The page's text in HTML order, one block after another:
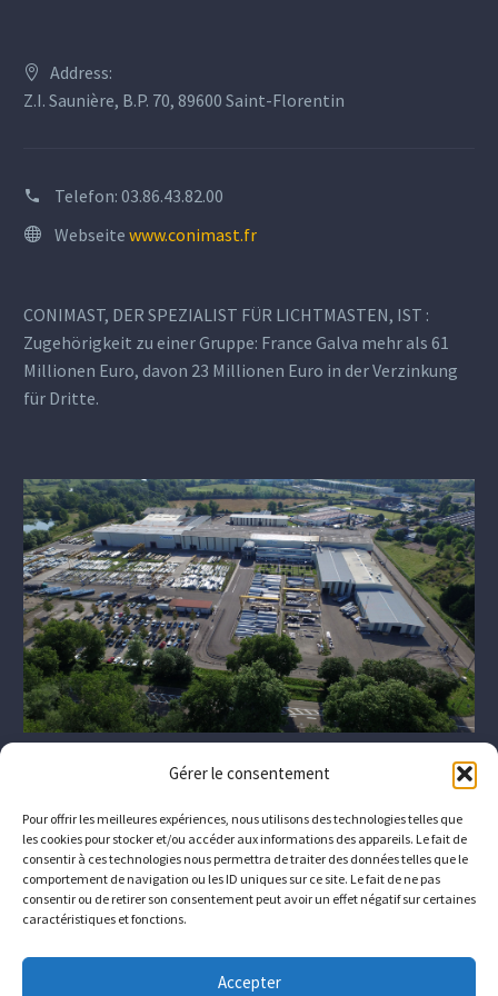
Gérer le consentement
Pour offrir les meilleures expériences, nous utilisons des technologies telles que
les cookies pour stocker et/ou accéder aux informations des appareils. Le fait de
consentir à ces technologies nous permettra de traiter des données telles que le
comportement de navigation ou les ID uniques sur ce site. Le fait de ne pas
consentir ou de retirer son consentement peut avoir un effet négatif sur certaines
caractéristiques et fonctions.
Accepter
Address:
Z.I. Saunière, B.P. 70, 89600 Saint-Florentin
Telefon: 03.86.43.82.00
Webseite www.conimast.fr
CONIMAST, DER SPEZIALIST FÜR LICHTMASTEN, IST :
Zugehörigkeit zu einer Gruppe: France Galva mehr als 61
Millionen Euro, davon 23 Millionen Euro in der Verzinkung
für Dritte.